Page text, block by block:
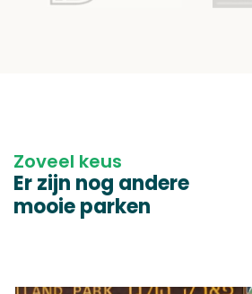
Zoveel keus
Er zijn nog andere
mooie parken